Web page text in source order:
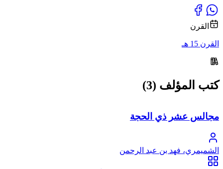
القرن
القرن 15 هـ
كتب المؤلف (3)
مجالس عشر ذي الحجة
الشميمري، فهد بن عبد الرحمن